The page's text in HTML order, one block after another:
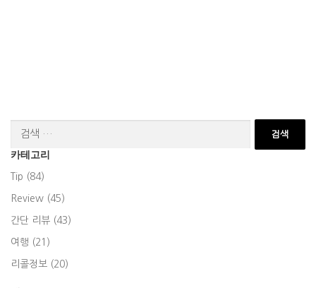
카테고리
Tip (84)
Review (45)
간단 리뷰 (43)
여행 (21)
리콜정보 (20)